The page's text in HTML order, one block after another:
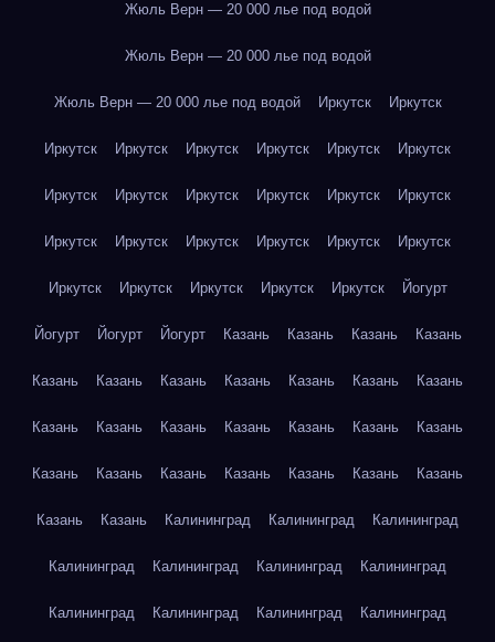
Жюль Верн — 20 000 лье под водой
Жюль Верн — 20 000 лье под водой
Жюль Верн — 20 000 лье под водой Иркутск Иркутск
Иркутск Иркутск Иркутск Иркутск Иркутск Иркутск
Иркутск Иркутск Иркутск Иркутск Иркутск Иркутск
Иркутск Иркутск Иркутск Иркутск Иркутск Иркутск
Иркутск Иркутск Иркутск Иркутск Иркутск Йогурт
Йогурт Йогурт Йогурт Казань Казань Казань Казань
Казань Казань Казань Казань Казань Казань Казань
Казань Казань Казань Казань Казань Казань Казань
Казань Казань Казань Казань Казань Казань Казань
Казань Казань Калининград Калининград Калининград
Калининград Калининград Калининград Калининград
Калининград Калининград Калининград Калининград